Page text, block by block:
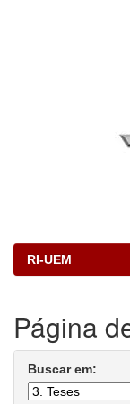
RI-UEM
Página
Buscar em: